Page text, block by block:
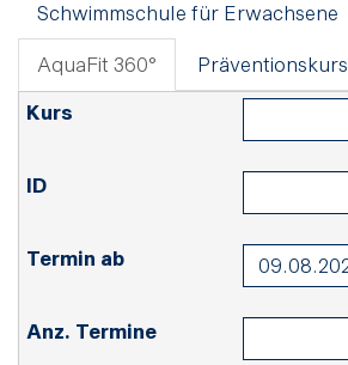
Schwimmschule für Erwachsene
AquaFit 360°